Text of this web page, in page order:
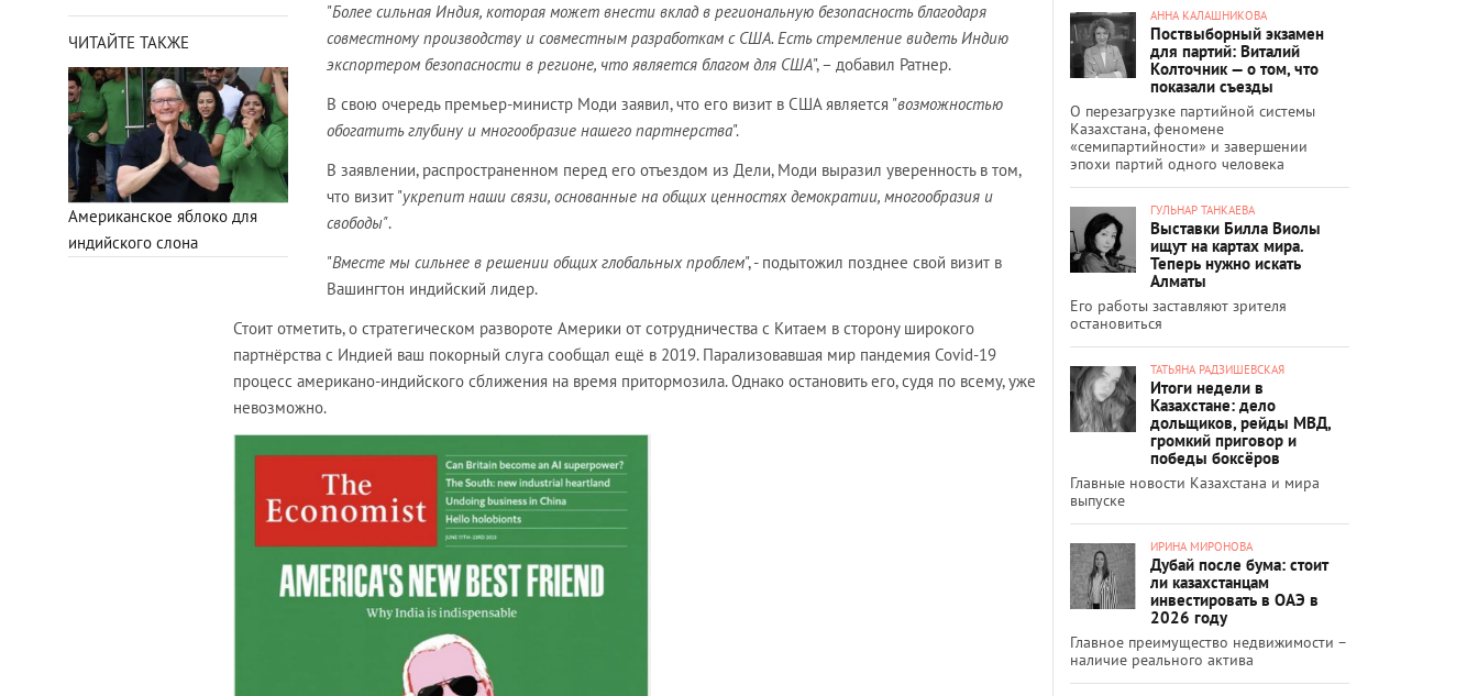
ЧИТАЙТЕ ТАКЖЕ
Американское яблоко для
индийского слона
"Более сильная Индия, которая может внести вклад в региональную безопасность благодаря
совместному производству и совместным разработкам с США. Есть стремление видеть Индию
экспортером безопасности в регионе, что является благом для США", – добавил Ратнер.
В свою очередь премьер-министр Моди заявил, что его визит в США является "возможностью
обогатить глубину и многообразие нашего партнерства".
В заявлении, распространенном перед его отъездом из Дели, Моди выразил уверенность в том,
что визит "укрепит наши связи, основанные на общих ценностях демократии, многообразия и
свободы".
"Вместе мы сильнее в решении общих глобальных проблем", - подытожил позднее свой визит в
Вашингтон индийский лидер.
Стоит отметить, о стратегическом развороте Америки от сотрудничества с Китаем в сторону широкого
партнёрства с Индией ваш покорный слуга сообщал ещё в 2019. Парализовавшая мир пандемия Covid-19
процесс американо-индийского сближения на время притормозила. Однако остановить его, судя по всему, уже
невозможно.
АННА КАЛАШНИКОВА
Поствыборный экзамен
для партий: Виталий
Колточник — о том, что
показали съезды
О перезагрузке партийной системы
Казахстана, феномене
«семипартийности» и завершении
эпохи партий одного человека
ГУЛЬНАР ТАНКАЕВА
Выставки Билла Виолы
ищут на картах мира.
Теперь нужно искать
Алматы
Его работы заставляют зрителя
остановиться
ТАТЬЯНА РАДЗИШЕВСКАЯ
Итоги недели в
Казахстане: дело
дольщиков, рейды МВД,
громкий приговор и
победы боксёров
Главные новости Казахстана и мира
выпуске
ИРИНА МИРОНОВА
Дубай после бума: стоит
ли казахстанцам
инвестировать в ОАЭ в
2026 году
Главное преимущество недвижимости –
наличие реального актива